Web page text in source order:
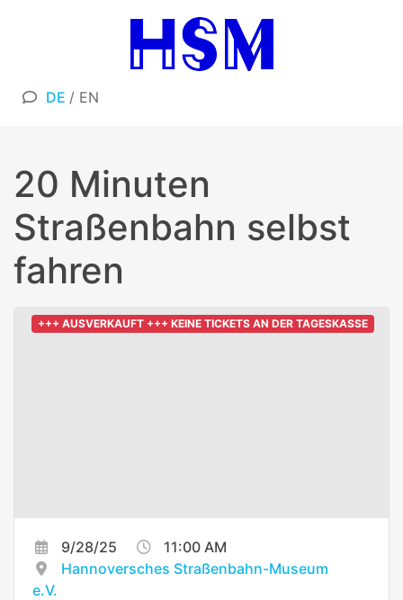
DE / EN
20 Minuten
Straßenbahn selbst
fahren
+++ AUSVERKAUFT +++ KEINE TICKETS AN DER TAGESKASSE
9/28/25
11:00 AM
Hannoversches Straßenbahn-Museum
e.V.